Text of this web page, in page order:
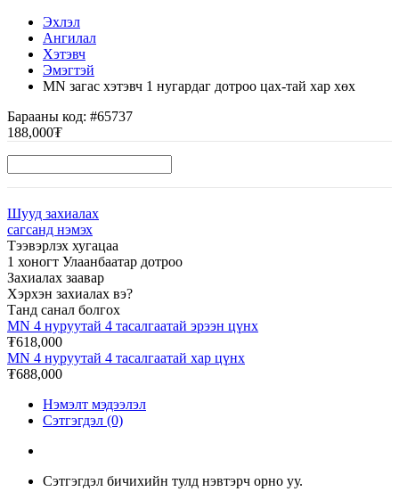
Эхлэл
Ангилал
Хэтэвч
Эмэгтэй
MN загас хэтэвч 1 нугардаг дотроо цах-тай хар хөх
Барааны код: #65737
188,000₮
Шууд захиалах
сагсанд нэмэх
Тээвэрлэх хугацаа
1 хоногт Улаанбаатар дотроо
Захиалах заавар
Хэрхэн захиалах вэ?
Танд санал болгох
MN 4 нуруутай 4 тасалгаатай эрээн цүнх
₮618,000
MN 4 нуруутай 4 тасалгаатай хар цүнх
₮688,000
Нэмэлт мэдээлэл
Сэтгэгдэл (0)
Сэтгэгдэл бичихийн тулд нэвтэрч орно уу.